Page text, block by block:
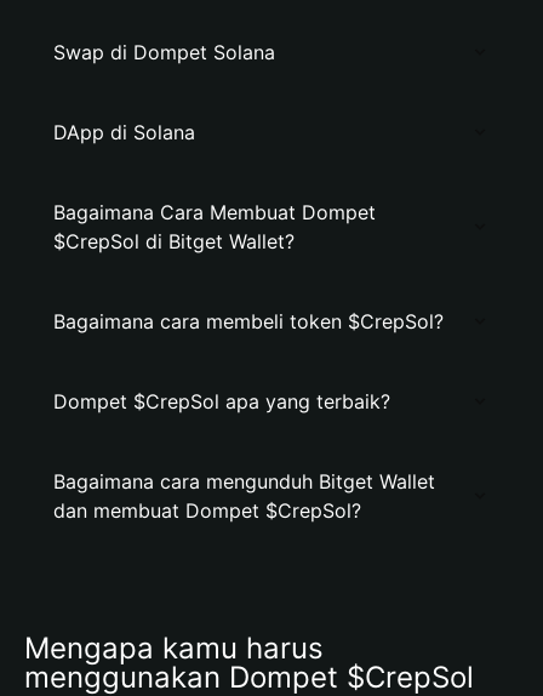
Swap di Dompet Solana
DApp di Solana
Bagaimana Cara Membuat Dompet
$CrepSol di Bitget Wallet?
Bagaimana cara membeli token $CrepSol?
Dompet $CrepSol apa yang terbaik?
Bagaimana cara mengunduh Bitget Wallet
dan membuat Dompet $CrepSol?
Mengapa kamu harus
menggunakan Dompet $CrepSol